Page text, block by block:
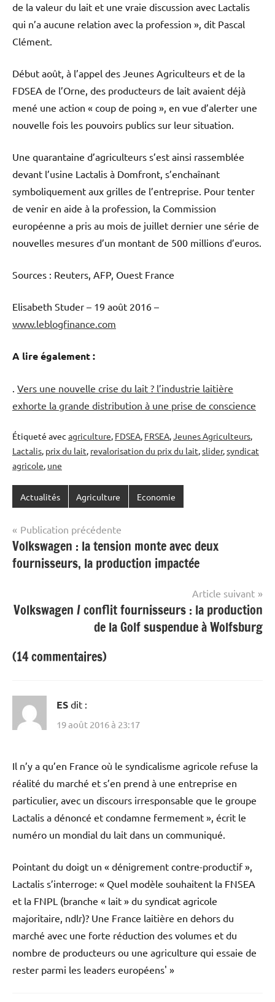
de la valeur du lait et une vraie discussion avec Lactalis
qui n’a aucune relation avec la profession », dit Pascal
Clément.
Début août, à l’appel des Jeunes Agriculteurs et de la
FDSEA de l’Orne, des producteurs de lait avaient déjà
mené une action « coup de poing », en vue d’alerter une
nouvelle fois les pouvoirs publics sur leur situation.
Une quarantaine d’agriculteurs s’est ainsi rassemblée
devant l’usine Lactalis à Domfront, s’enchaînant
symboliquement aux grilles de l’entreprise. Pour tenter
de venir en aide à la profession, la Commission
européenne a pris au mois de juillet dernier une série de
nouvelles mesures d’un montant de 500 millions d’euros.
Sources : Reuters, AFP, Ouest France
Elisabeth Studer – 19 août 2016 –
www.leblogfinance.com
A lire également :
. Vers une nouvelle crise du lait ? l’industrie laitière
exhorte la grande distribution à une prise de conscience
Étiqueté avec agriculture, FDSEA, FRSEA,Jeunes Agriculteurs,
Lactalis, prix du lait, revalorisation du prix du lait,slider,syndicat
agricole, une
Actualités Agriculture Economie
Navigation
de
l’article
Publication précédente
Volkswagen : la tension monte avec deux
fournisseurs, la production impactée
Article suivant
Volkswagen / conflit fournisseurs : la production
de la Golf suspendue à Wolfsburg
(14 commentaires)
ES dit :
19 août 2016 à 23:17
Il n’y a qu’en France où le syndicalisme agricole refuse la
réalité du marché et s’en prend à une entreprise en
particulier, avec un discours irresponsable que le groupe
Lactalis a dénoncé et condamne fermement », écrit le
numéro un mondial du lait dans un communiqué.
Pointant du doigt un « dénigrement contre-productif »,
Lactalis s’interroge: « Quel modèle souhaitent la FNSEA
et la FNPL (branche « lait » du syndicat agricole
majoritaire, ndlr)? Une France laitière en dehors du
marché avec une forte réduction des volumes et du
nombre de producteurs ou une agriculture qui essaie de
rester parmi les leaders européens' »